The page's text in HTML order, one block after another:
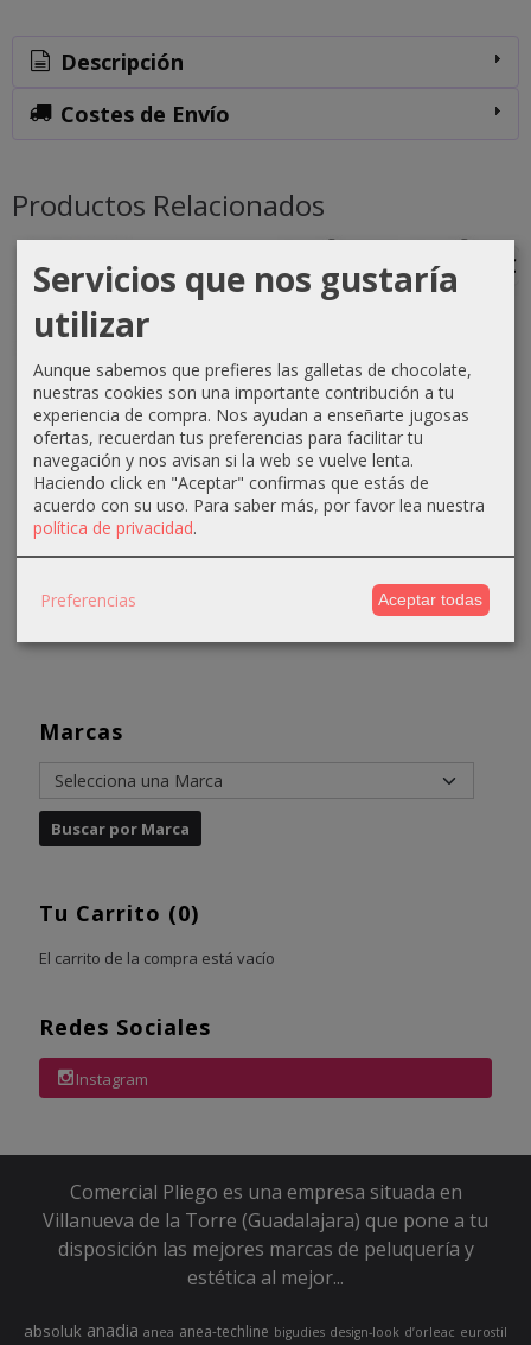
Marcas
Tu Carrito (0)
El carrito de la compra está vacío
Redes Sociales
Instagram
Descripción
Costes de Envío
Productos Relacionados
-1 €
Crema
oxigenada
Techline
1000ml
20...
2,90 €
3,90 €
Crema
oxigenada
Techline
75ml 40...
0,70 €
1,10 €
-3 €
Crema
oxigenada
Absoluk
1000ml
20...
3,50 €
-3 €
Crema
oxigenada
1000ml
3,50 €
Comercial Pliego es una empresa situada en
Villanueva de la Torre (Guadalajara) que pone a tu
disposición las mejores marcas de peluquería y
estética al mejor...
absoluk anadia anea anea-techline bigudies design-look d’orleac eurostil
Servicios que nos gustaría
utilizar
Aunque sabemos que prefieres las galletas de chocolate,
nuestras cookies son una importante contribución a tu
experiencia de compra. Nos ayudan a enseñarte jugosas
ofertas, recuerdan tus preferencias para facilitar tu
navegación y nos avisan si la web se vuelve lenta.
Haciendo click en "Aceptar" confirmas que estás de
acuerdo con su uso. Para saber más, por favor lea nuestra
política de privacidad.
Preferencias Aceptar todas